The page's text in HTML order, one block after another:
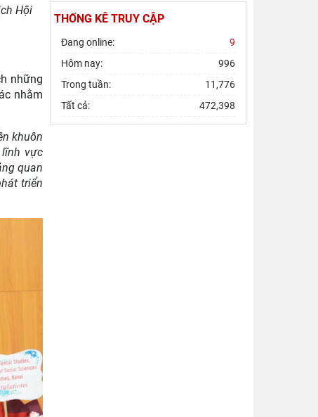
Hội
những
nhằm
khuôn
lĩnh vực
quan
triển
THỐNG KÊ TRUY CẬP
Đang online:
9
Hôm nay:
996
Trong tuần:
11,776
Tất cả:
472,398